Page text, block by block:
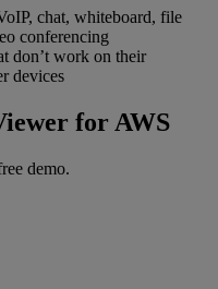
chat, whiteboard, file
conferencing
don’t work on their
devices
for AWS
demo.